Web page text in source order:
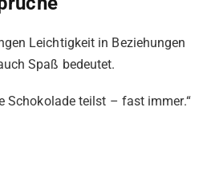
Leichtigkeit in Beziehungen
Spaß bedeutet.
Schokolade teilst – fast immer.“